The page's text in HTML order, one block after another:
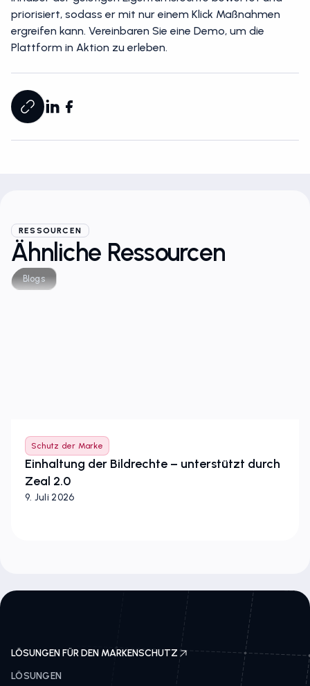
priorisiert, sodass er mit nur einem Klick Maßnahmen
ergreifen kann. Vereinbaren Sie eine Demo, um die
Plattform in Aktion zu erleben.
RESSOURCEN
Ähnliche Ressourcen
Blogs
Schutz der Marke
Einhaltung der Bildrechte – unterstützt durch
Zeal 2.0
9. Juli 2026
LÖSUNGEN FÜR DEN MARKENSCHUTZ
LÖSUNGEN